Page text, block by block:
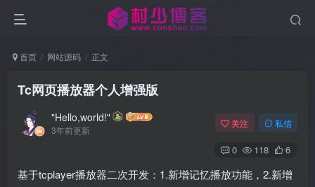
首页 网站源码 正文
Tc网页播放器个人增强版
"Hello,world!"
3年前更新
关注 私信
0 118 6
基于tcplayer播放器二次开发：1.新增记忆播放功能，2.新增